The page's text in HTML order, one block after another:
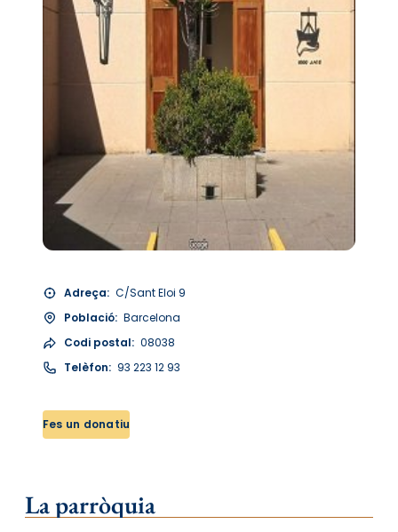
Adreça: C/Sant Eloi 9
Població: Barcelona
Codi postal: 08038
Telèfon: 93 223 12 93
Fes un donatiu
La parròquia